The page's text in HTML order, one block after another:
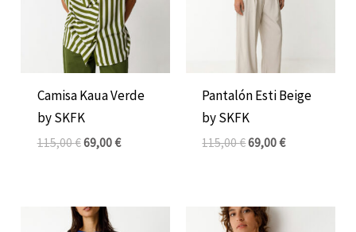
Camisa Kaua Verde
by SKFK
115,00€69,00€
Pantalón Esti Beige
by SKFK
115,00€69,00€
El
precio precio
El
precio
El